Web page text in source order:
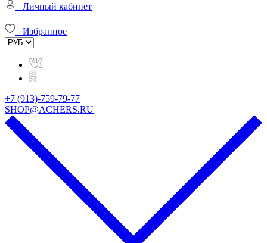
Личный кабинет
Избранное
+7 (913)-759-79-77
SHOP@ACHERS.RU